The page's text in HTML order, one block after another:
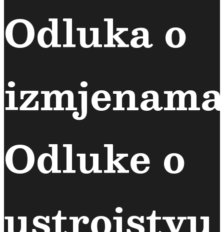
Odluka o
izmjenama
Odluke o